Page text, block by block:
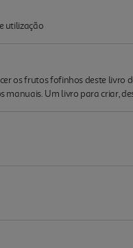
utilização
os frutos fofinhos deste livro
manuais. Um livro para criar,